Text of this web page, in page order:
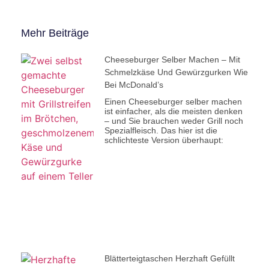
Mehr Beiträge
Cheeseburger Selber Machen – Mit
Schmelzkäse Und Gewürzgurken Wie
Bei McDonald’s
Einen Cheeseburger selber machen
ist einfacher, als die meisten denken
– und Sie brauchen weder Grill noch
Spezialfleisch. Das hier ist die
schlichteste Version überhaupt:
Blätterteigtaschen Herzhaft Gefüllt